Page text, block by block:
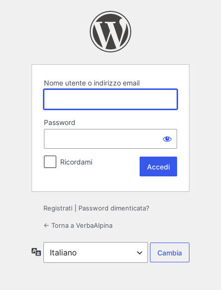
Nome utente o indirizzo email
Password
Ricordami
Registrati Password dimenticata?
← Torna a VerbaAlpina
Lingua